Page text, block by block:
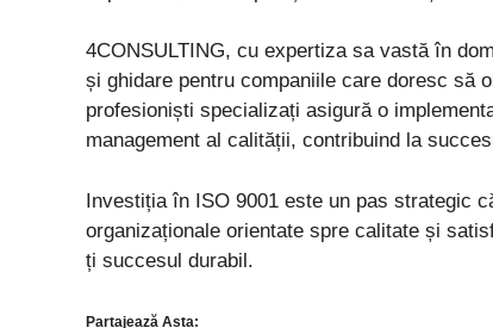
4CONSULTING, cu expertiza sa vastă în
și ghidare pentru companiile care doresc să
profesioniști specializați asigură o
management al calității, contribuind la
Investiția în ISO 9001 este un pas strategic
organizaționale orientate spre calitate și
ți succesul durabil.
Partajează Asta: